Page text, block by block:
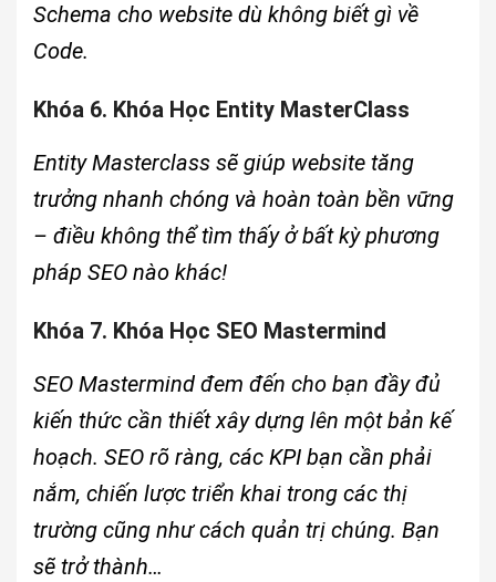
Schema cho website dù không biết gì về
Code.
Khóa 6. Khóa Học Entity MasterClass
Entity Masterclass sẽ giúp website tăng
trưởng nhanh chóng và hoàn toàn bền vững
– điều không thể tìm thấy ở bất kỳ phương
pháp SEO nào khác!
Khóa 7. Khóa Học SEO Mastermind
SEO Mastermind đem đến cho bạn đầy đủ
kiến thức cần thiết xây dựng lên một bản kế
hoạch. SEO rõ ràng, các KPI bạn cần phải
nắm, chiến lược triển khai trong các thị
trường cũng như cách quản trị chúng. Bạn
sẽ trở thành…